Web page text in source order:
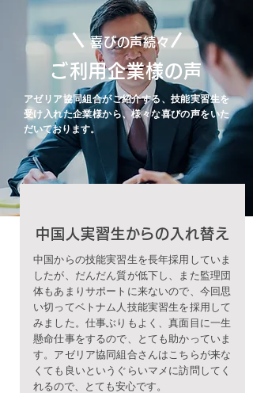
喜びの声続々
ご利用企業様の声
アゼリア協同組合がご紹介する、技能実習生を
受け入れた企業様から、様々な喜びの声をいた
だいております。
中国人実習生からの入れ替え
中国からの技能実習生を長年採用していま
したが、だんだん質が低下し、また監理団
体もあまりサポートに来ないので、今回思
い切ってベトナム人技能実習生を採用して
みました。仕事ぶりもよく、真面目に一生
懸命仕事をするので、とても助かっていま
す。アゼリア協同組合さんはこちらが来な
くても良いというぐらいマメに訪問してく
れるので、とても安心です。